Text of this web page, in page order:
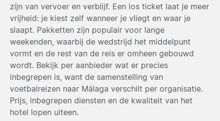
zijn van vervoer en verblijf. Een los ticket laat je meer
vrijheid: je kiest zelf wanneer je vliegt en waar je
slaapt. Pakketten zijn populair voor lange
weekenden, waarbij de wedstrijd het middelpunt
vormt en de rest van de reis er omheen gebouwd
wordt. Bekijk per aanbieder wat er precies
inbegrepen is, want de samenstelling van
voetbalreizen naar Málaga verschilt per organisatie.
Prijs, inbegrepen diensten en de kwaliteit van het
hotel lopen uiteen.